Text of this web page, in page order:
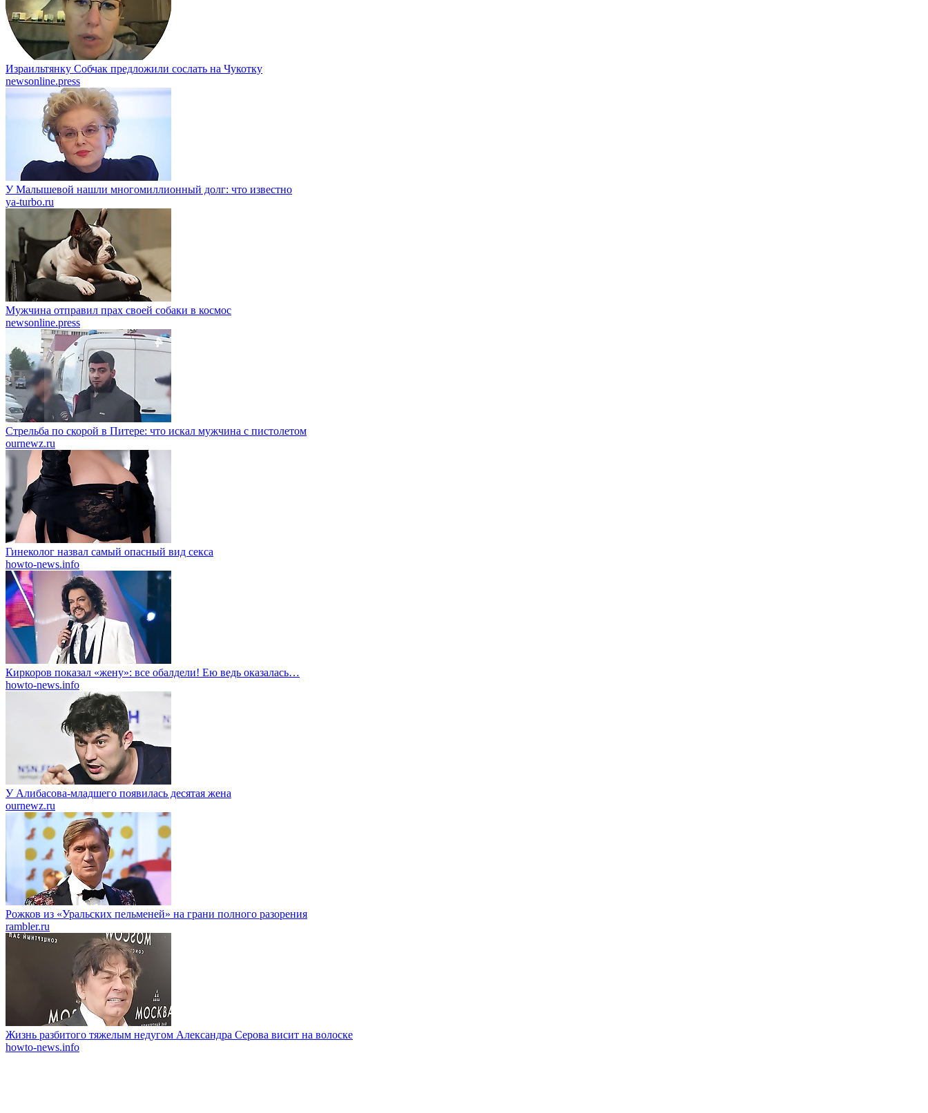
Израильтянку Собчак предложили сослать на Чукотку
newsonline.press
У Малышевой нашли многомиллионный долг: что известно
ya-turbo.ru
Мужчина отправил прах своей собаки в космос
newsonline.press
Стрельба по скорой в Питере: что искал мужчина с пистолетом
ournewz.ru
Гинеколог назвал самый опасный вид секса
howto-news.info
Киркоров показал «жену»: все обалдели! Ею ведь оказалась…
howto-news.info
У Алибасова-младшего появилась десятая жена
ournewz.ru
Рожков из «Уральских пельменей» на грани полного разорения
rambler.ru
Жизнь разбитого тяжелым недугом Александра Серова висит на волоске
howto-news.info